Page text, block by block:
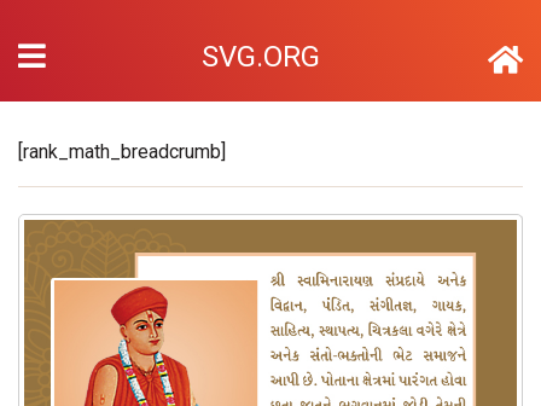
SVG.ORG
[rank_math_breadcrumb]